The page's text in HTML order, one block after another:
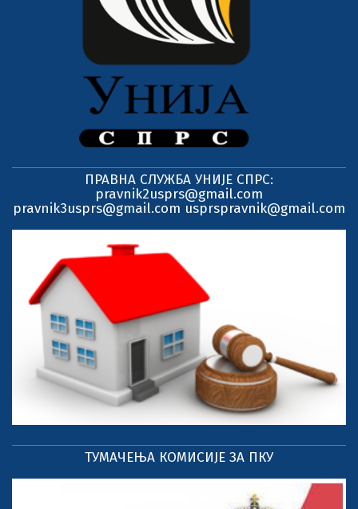
ПРАВНА СЛУЖБА УНИЈЕ СПРС:
pravnik2usprs@gmail.com
pravnik3usprs@gmail.com usprspravnik@gmail.com
ТУМАЧЕЊА КОМИСИЈЕ ЗА ПКУ